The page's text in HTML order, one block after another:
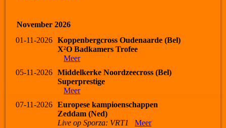
November 2026
01-11-2026
Koppenbergcross Oudenaarde (Bel)
X²O Badkamers Trofee
Meer
05-11-2026
Middelkerke Noordzeecross (Bel)
Superprestige
Meer
07-11-2026
Europese kampioenschappen
Zeddam (Ned)
Live op Sporza: VRT1
Meer